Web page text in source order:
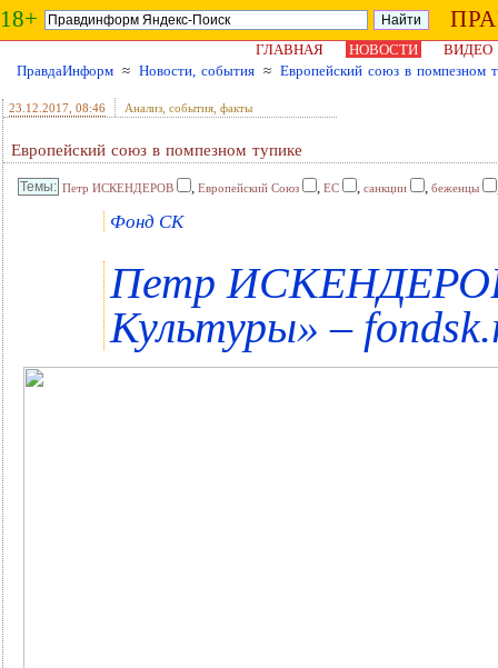
18+
ГЛАВНАЯ НОВОСТИ
ВИДЕО
ПравдаИнформ ≈ Новости, события ≈ Европейский союз в помпезном
23.12.2017 , 08:46 Анализ, события, факты
Европейский союз в помпезном тупике
Петр ИСКЕНДЕРОВ , Европейский Союз , ЕС , санкции , беженцы
Фонд СК
Петр ИСКЕНДЕРОВ
Культуры» –